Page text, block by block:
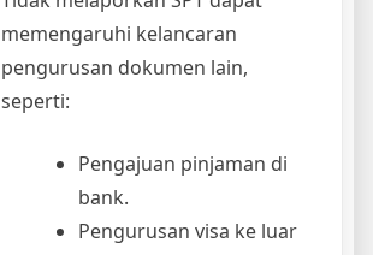
memengaruhi kelancaran
pengurusan dokumen lain,
seperti:
Pengajuan pinjaman di
bank.
Pengurusan visa ke luar